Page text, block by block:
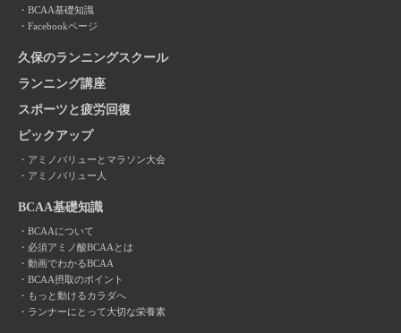
BCAA基礎知識
Facebookページ
久保のランニングスクール
ランニング講座
スポーツと疲労回復
ピックアップ
アミノバリューとマラソン大会
アミノバリュー人
BCAA基礎知識
BCAAについて
必須アミノ酸BCAAとは
動画でわかるBCAA
BCAA摂取のポイント
もっと動けるカラダへ
ランナーにとって大切な栄養素